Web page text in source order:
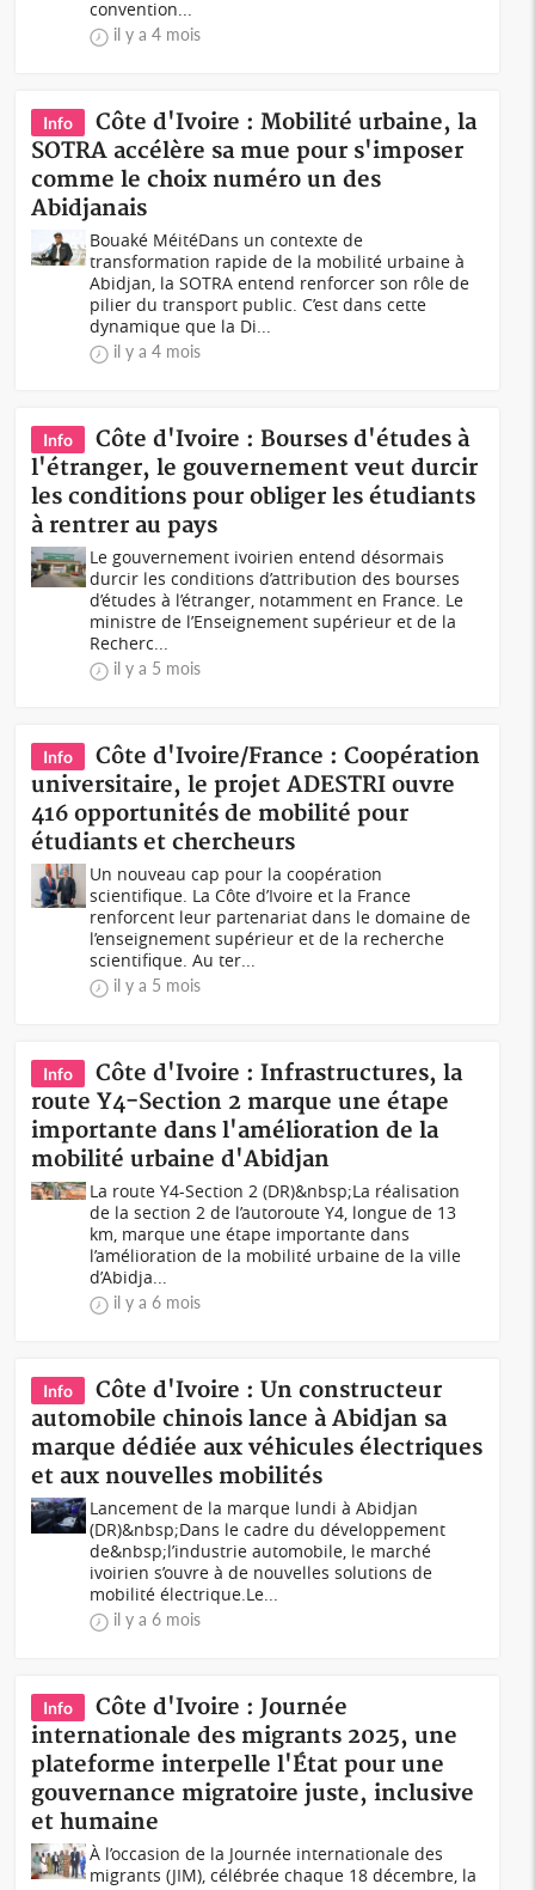
convention...
il y a 4 mois
Info
Côte d'Ivoire : Mobilité urbaine, la
SOTRA accélère sa mue pour s'imposer
comme le choix numéro un des
Abidjanais
Bouaké MéitéDans un contexte de
transformation rapide de la mobilité urbaine à
Abidjan, la SOTRA entend renforcer son rôle de
pilier du transport public. C’est dans cette
dynamique que la Di...
il y a 4 mois
Info
Côte d'Ivoire : Bourses d'études à
l'étranger, le gouvernement veut durcir
les conditions pour obliger les étudiants
à rentrer au pays
Le gouvernement ivoirien entend désormais
durcir les conditions d’attribution des bourses
d’études à l’étranger, notamment en France. Le
ministre de l’Enseignement supérieur et de la
Recherc...
il y a 5 mois
Info
Côte d'Ivoire/France : Coopération
universitaire, le projet ADESTRI ouvre
416 opportunités de mobilité pour
étudiants et chercheurs
Un nouveau cap pour la coopération
scientifique. La Côte d’Ivoire et la France
renforcent leur partenariat dans le domaine de
l’enseignement supérieur et de la recherche
scientifique. Au ter...
il y a 5 mois
Info
Côte d'Ivoire : Infrastructures, la
route Y4-Section 2 marque une étape
importante dans l'amélioration de la
mobilité urbaine d'Abidjan
La route Y4-Section 2 (DR)&nbsp;La réalisation
de la section 2 de l’autoroute Y4, longue de 13
km, marque une étape importante dans
l’amélioration de la mobilité urbaine de la ville
d’Abidja...
il y a 6 mois
Info
Côte d'Ivoire : Un constructeur
automobile chinois lance à Abidjan sa
marque dédiée aux véhicules électriques
et aux nouvelles mobilités
Lancement de la marque lundi à Abidjan
(DR)&nbsp;Dans le cadre du développement
de&nbsp;l’industrie automobile, le marché
ivoirien s’ouvre à de nouvelles solutions de
mobilité électrique.Le...
il y a 6 mois
Info
Côte d'Ivoire : Journée
internationale des migrants 2025, une
plateforme interpelle l'État pour une
gouvernance migratoire juste, inclusive
et humaine
À l’occasion de la Journée internationale des
migrants (JIM), célébrée chaque 18 décembre, la